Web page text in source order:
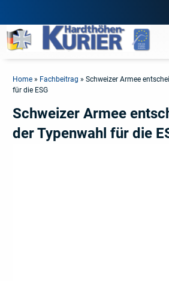
Home » Fachbeitrag »Schweizer Armee
für die ESG
Schweizer Armee
der Typenwahl für die